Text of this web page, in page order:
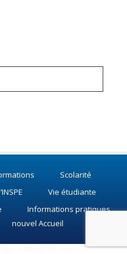
Scolarité
Vie étudiante
Informations pratiques
nouvel Accueil